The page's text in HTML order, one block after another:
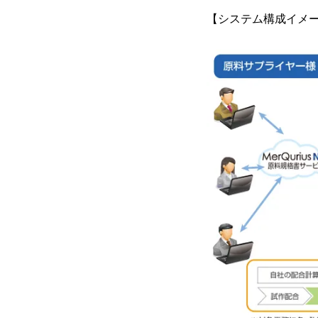
【システム構成イメ